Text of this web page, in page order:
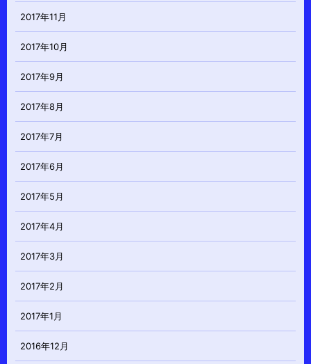
2017年11月
2017年10月
2017年9月
2017年8月
2017年7月
2017年6月
2017年5月
2017年4月
2017年3月
2017年2月
2017年1月
2016年12月